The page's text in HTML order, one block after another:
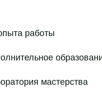
работы
мастерства